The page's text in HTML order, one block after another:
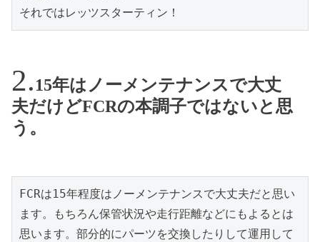
それではレッツスターティン！
15年はノーメンテナンスで大丈
夫だけどFCRの本調子ではないと思
う。
FCRは15年程度はノーメンテナンスで大丈夫だと思い
ます。もちろん保管状況や走行距離などにもよるとは
思います。部分的にパーツを交換したりして運用して